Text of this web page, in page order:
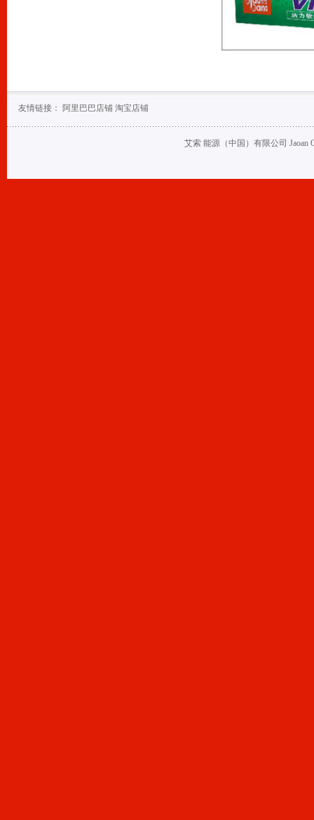
友情链接： 阿里巴巴店铺 淘宝店铺
艾索 能源（中国）有限公司 Jaoan